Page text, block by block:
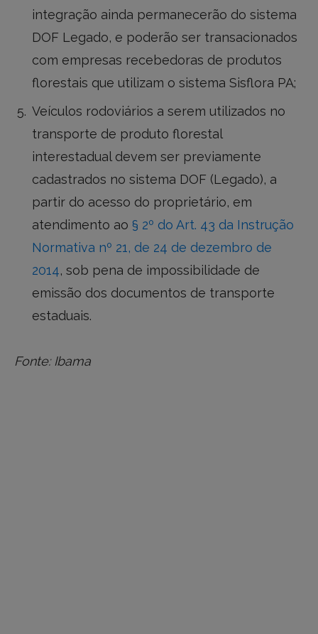
integração ainda permanecerão do sistema
DOF Legado, e poderão ser transacionados
com empresas recebedoras de produtos
florestais que utilizam o sistema Sisflora PA;
Veículos rodoviários a serem utilizados no
transporte de produto florestal
interestadual devem ser previamente
cadastrados no sistema DOF (Legado), a
partir do acesso do proprietário, em
atendimento ao § 2º do Art. 43 da Instrução
Normativa nº 21, de 24 de dezembro de
2014, sob pena de impossibilidade de
emissão dos documentos de transporte
estaduais.
Fonte: Ibama